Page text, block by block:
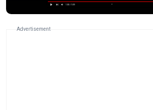
Advertisement